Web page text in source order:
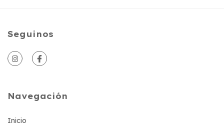
Seguinos
Navegación
Inicio